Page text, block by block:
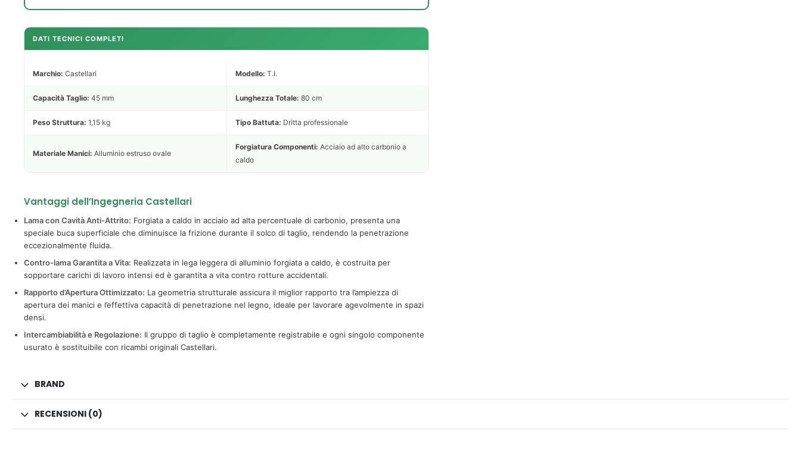
DATI TECNICI COMPLETI
Marchio: Castellari Modello: T.I.
Capacità Taglio: 45 mm Lunghezza Totale: 80 cm
Peso Struttura: 1,15 kg Tipo Battuta: Dritta professionale
Materiale Manici: Alluminio estruso ovale
Forgiatura Componenti: Acciaio ad alto carbonio a
caldo
Vantaggi dell’Ingegneria Castellari
Lama con Cavità Anti-Attrito: Forgiata a caldo in acciaio ad alta percentuale di carbonio, presenta una
speciale buca superficiale che diminuisce la frizione durante il solco di taglio, rendendo la penetrazione
eccezionalmente fluida.
Contro-lama Garantita a Vita: Realizzata in lega leggera di alluminio forgiata a caldo, è costruita per
sopportare carichi di lavoro intensi ed è garantita a vita contro rotture accidentali.
Rapporto d’Apertura Ottimizzato: La geometria strutturale assicura il miglior rapporto tra l’ampiezza di
apertura dei manici e l’effettiva capacità di penetrazione nel legno, ideale per lavorare agevolmente in spazi
densi.
Intercambiabilità e Regolazione: Il gruppo di taglio è completamente registrabile e ogni singolo componente
usurato è sostituibile con ricambi originali Castellari.
BRAND
RECENSIONI (0)